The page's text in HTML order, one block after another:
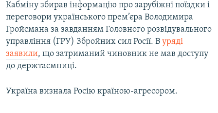
Кабміну збирав інформацію про зарубіжні поїздки і
переговори українського прем’єра Володимира
Гройсмана за завданням Головного розвідувального
управління (ГРУ) Збройних сил Росії. В уряді
заявили, що затриманий чиновник не мав доступу
до держтаємниці.
Україна визнала Росію країною-агресором.